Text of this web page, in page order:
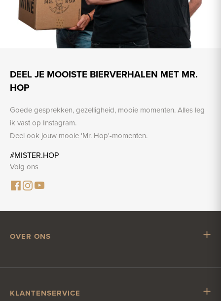
DEEL JE MOOISTE BIERVERHALEN MET MR.
HOP
Goede gesprekken, gezelligheid, mooie momenten. Alles leg
ik vast op Instagram.
Deel ook jouw mooie 'Mr. Hop'-momenten.
#MISTER.HOP
Volg ons
OVER ONS
Vacatures
KLANTENSERVICE